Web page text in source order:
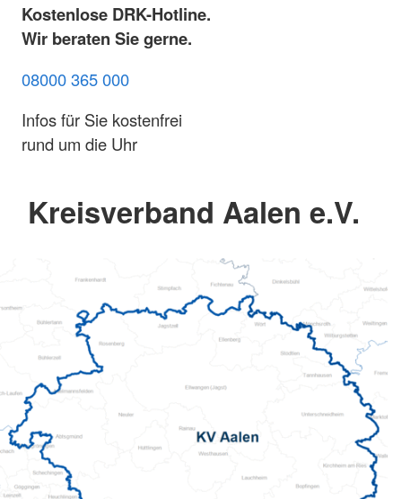
Kostenlose DRK-Hotline.
Wir beraten Sie gerne.
08000 365 000
Infos für Sie kostenfrei
rund um die Uhr
Kreisverband Aalen e.V.